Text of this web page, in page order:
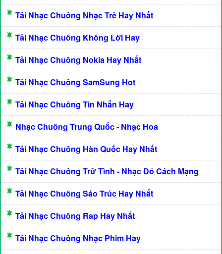
Tải Nhạc Chuông Nhạc Trẻ Hay Nhất
Tải Nhạc Chuông Không Lời Hay
Tải Nhạc Chuông Nokia Hay Nhất
Tải Nhạc Chuông SamSung Hot
Tải Nhạc Chuông Tin Nhắn Hay
Nhạc Chuông Trung Quốc - Nhạc Hoa
Tải Nhạc Chuông Hàn Quốc Hay Nhất
Tải Nhạc Chuông Trữ Tình - Nhạc Đỏ Cách Mạng
Tải Nhạc Chuông Sáo Trúc Hay Nhất
Tải Nhạc Chuông Rap Hay Nhất
Tải Nhạc Chuông Nhạc Phim Hay